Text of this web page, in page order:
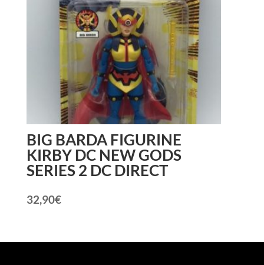
BIG BARDA FIGURINE
KIRBY DC NEW GODS
SERIES 2 DC DIRECT
32,90€